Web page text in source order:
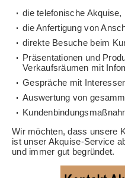
die telefonische Akquise,
die Anfertigung von
direkte Besuche beim
Präsentationen und
Verkaufsräumen mit
Gespräche mit
Auswertung von
Wir möchten, dass unsere
ist unser Akquise-Service
und immer gut begründet.